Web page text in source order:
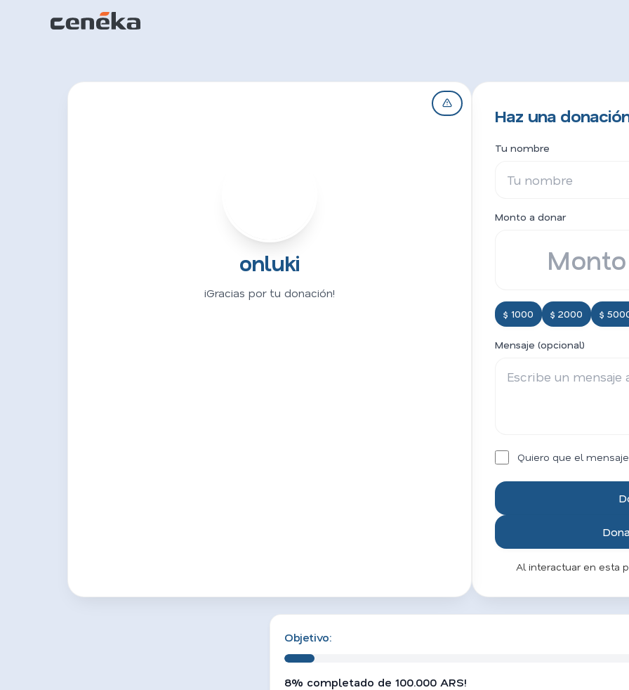
onluki
¡Gracias por tu donación!
Haz una
Tu nombre
Monto a donar
$ 1000 $ 2000 $
Mensaje (opcional)
Quiero que el
Al interactuar en esta
Objetivo:
8% completado de 100.000 ARS!